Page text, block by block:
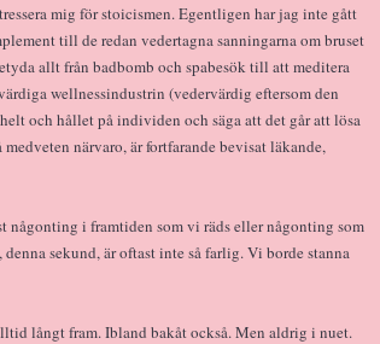
mig för stoicismen. Egentligen har jag inte gått
till de redan vedertagna sanningarna om bruset
allt från badbomb och spabesök till att meditera
wellnessindustrin (vedervärdig eftersom den
och hållet på individen och säga att det går att lösa
närvaro, är fortfarande bevisat läkande,
någonting i framtiden som vi räds eller någonting som
sekund, är oftast inte så farlig. Vi borde stanna
långt fram. Ibland bakåt också. Men aldrig i nuet.